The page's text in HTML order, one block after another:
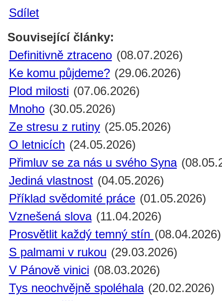
Sdílet
Související články:
Definitivně ztraceno (08.07.2026)
Ke komu půjdeme? (29.06.2026)
Plod milosti (07.06.2026)
Mnoho (30.05.2026)
Ze stresu z rutiny (25.05.2026)
O letnicích (24.05.2026)
Přimluv se za nás u svého Syna
Jediná vlastnost (04.05.2026)
Příklad svědomité práce (01.05.2026)
Vznešená slova (11.04.2026)
Prosvětlit každý temný stín (08.04.2026)
S palmami v rukou (29.03.2026)
V Pánově vinici (08.03.2026)
Tys neochvějně spoléhala (20.02.2026)